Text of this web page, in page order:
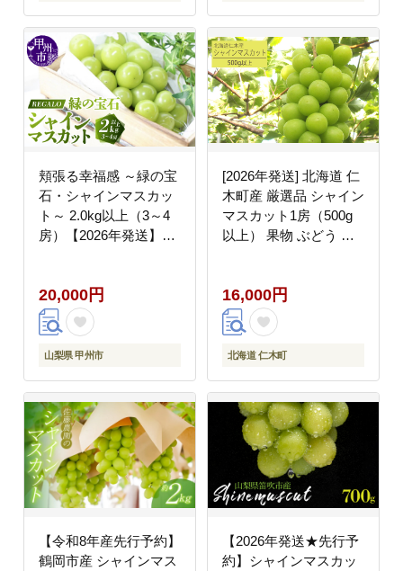
頬張る幸福感 ～緑の宝
石・シャインマスカッ
ト～ 2.0kg以上（3～4
房）【2026年発送】
20,000円
山梨県 甲州市
[2026年発送] 北海道 仁
木町産 厳選品 シャイン
マスカット1房（500g
以上） 果物 ぶどう フ
16,000円
北海道 仁木町
【令和8年産先行予約】
鶴岡市産 シャインマス
【2026年発送★先行予
約】シャインマスカッ